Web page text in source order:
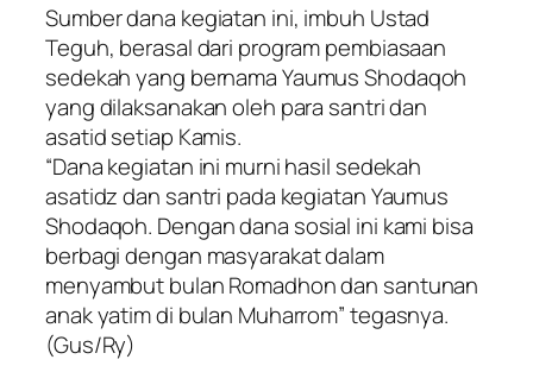
Sumber dana kegiatan ini, imbuh Ustad
Teguh, berasal dari program pembiasaan
sedekah yang bernama Yaumus Shodaqoh
yang dilaksanakan oleh para santri dan
asatid setiap Kamis.
“Dana kegiatan ini murni hasil sedekah
asatidz dan santri pada kegiatan Yaumus
Shodaqoh. Dengan dana sosial ini kami bisa
berbagi dengan masyarakat dalam
menyambut bulan Romadhon dan santunan
anak yatim di bulan Muharrom” tegasnya.
(Gus/Ry)